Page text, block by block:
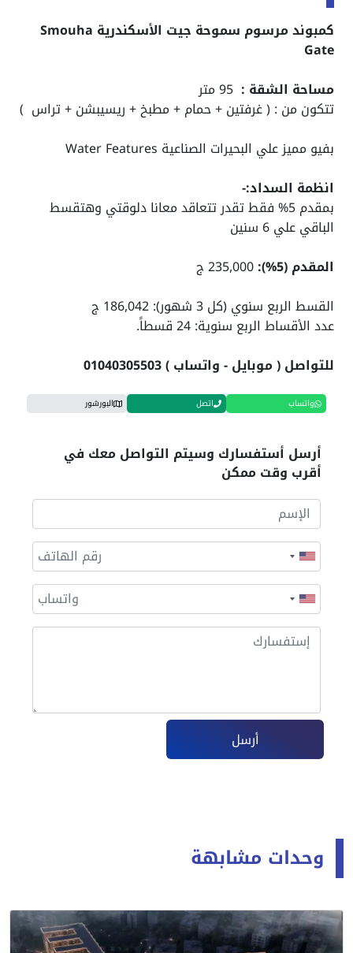
كمبوند مرسوم سموحة جيت الأسكندرية Smouha
Gate
مساحة الشقة :
تتكون من : ( غرفتين + حمام + مطبخ + ريسيبشن + تراس )
بفيو مميز علي البحيرات الصناعية Water Features
انظمة السداد:-
بمقدم 5% فقط تقدر تتعاقد معانا دلوقتي وهتقسط
الباقي علي 6 سنين
المقدم (5%):
235,000 ج
القسط الربع سنوي (كل 3 شهور): 186,042 ج
عدد الأقساط الربع سنوية: 24 قسطاً.
للتواصل ( موبايل - واتساب ) 01040305503
واتساب اتصل البورشور
أرسل أستفسارك وسيتم التواصل معك في
أقرب وقت ممكن
أرسل
وحدات مشابهة